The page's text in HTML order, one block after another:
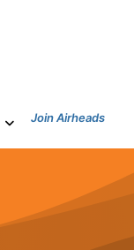
Join Airheads